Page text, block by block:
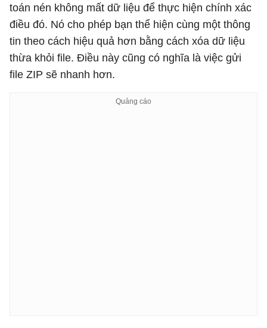
toán nén không mất dữ liệu để thực hiện chính xác
điều đó. Nó cho phép bạn thể hiện cùng một thông
tin theo cách hiệu quả hơn bằng cách xóa dữ liệu
thừa khỏi file. Điều này cũng có nghĩa là việc gửi
file ZIP sẽ nhanh hơn.